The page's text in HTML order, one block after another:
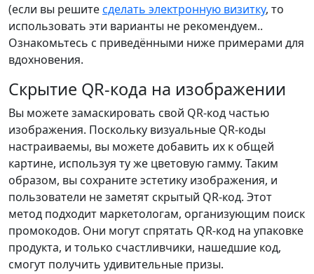
(если вы решитесделать электронную визитку, то
использовать эти варианты не рекомендуем..
Ознакомьтесь с приведёнными ниже примерами для
вдохновения.
Скрытие QR-кода на изображении
Вы можете замаскировать свой QR-код частью
изображения. Поскольку визуальные QR-коды
настраиваемы, вы можете добавить их к общей
картине, используя ту же цветовую гамму. Таким
образом, вы сохраните эстетику изображения, и
пользователи не заметят скрытый QR-код. Этот
метод подходит маркетологам, организующим поиск
промокодов. Они могут спрятать QR-код на упаковке
продукта, и только счастливчики, нашедшие код,
смогут получить удивительные призы.